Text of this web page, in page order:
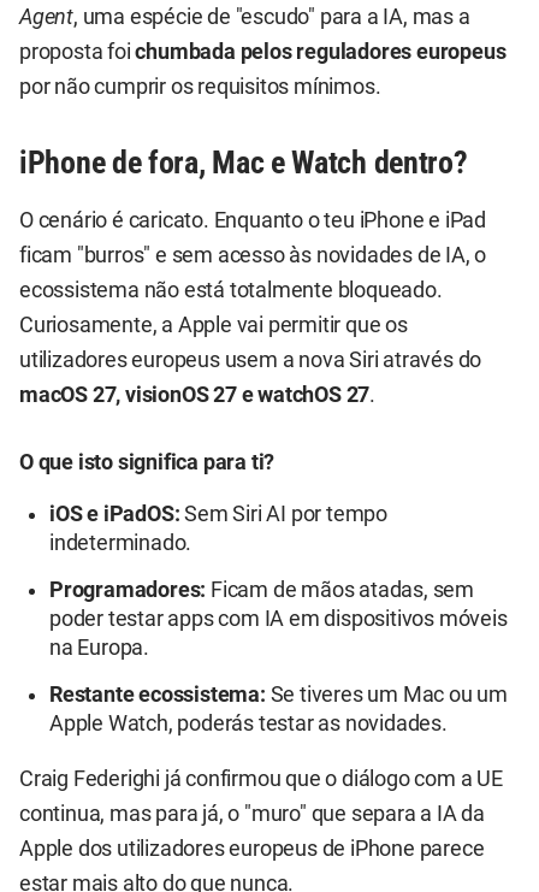
Agent, uma espécie de "escudo" para a IA, mas a
proposta foichumbada pelos reguladores europeus
por não cumprir os requisitos mínimos.
iPhone de fora, Mac e Watch dentro?
O cenário é caricato. Enquanto o teu iPhone e iPad
ficam "burros" e sem acesso às novidades de IA, o
ecossistema não está totalmente bloqueado.
Curiosamente, a Apple vai permitir que os
utilizadores europeus usem a nova Siri através do
macOS 27, visionOS 27 e watchOS 27.
O que isto significa para ti?
iOS e iPadOS: Sem Siri AI por tempo
indeterminado.
Programadores: Ficam de mãos atadas, sem
poder testar apps com IA em dispositivos móveis
na Europa.
Restante ecossistema: Se tiveres um Mac ou um
Apple Watch, poderás testar as novidades.
Craig Federighi já confirmou que o diálogo com a UE
continua, mas para já, o "muro" que separa a IA da
Apple dos utilizadores europeus de iPhone parece
estar mais alto do que nunca.